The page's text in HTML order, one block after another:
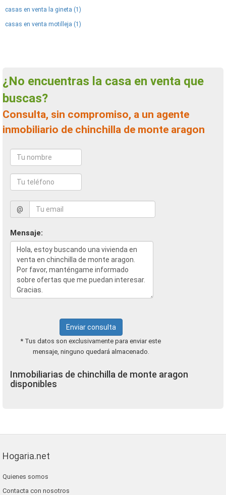
casas en venta la gineta (1)
casas en venta motilleja (1)
¿No encuentras la casa en venta que
buscas?
Consulta, sin compromiso, a un agente
inmobiliario de chinchilla de monte aragon
@
Mensaje:
Enviar consulta
* Tus datos son exclusivamente para enviar este
mensaje, ninguno quedará almacenado.
Inmobiliarias de chinchilla de monte aragon
disponibles
Hogaria.net
Quienes somos
Contacta con nosotros